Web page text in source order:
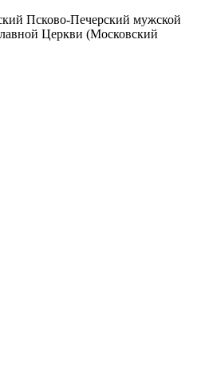
Псково-Печерский мужской
Церкви (Московский